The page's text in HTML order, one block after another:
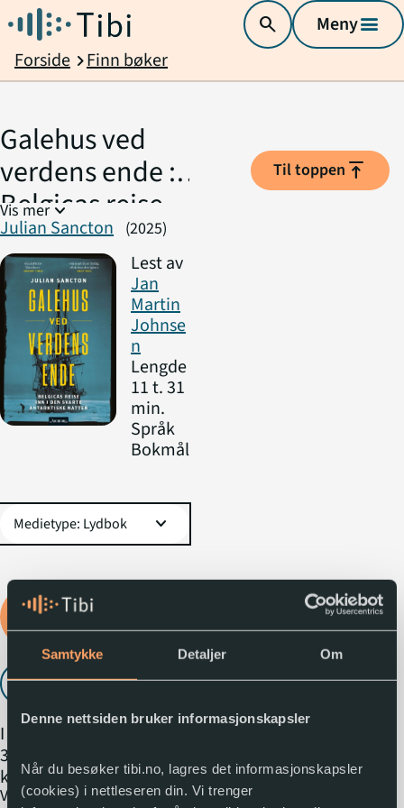
Samtykke Detaljer Om
Denne nettsiden bruker informasjonskapsler
Når du besøker tibi.no, lagres det informasjonskapsler
(cookies) i nettleseren din. Vi trenger
search Menymenu
Forside chevron_rightFinn bøker
Galehus ved
verdens ende :
Belgicas reise
inn i den mørke
antarktiske
natten
Vis merexpand_more
Julian Sancton (2025)
Lest av
Jan
Martin
Johnse
n
Lengde
11 t. 31
min.
Språk
Bokmål
expand_more
Logg inn for å låne
lydboka
Lytt til utdrag play_arrow
I august 1897 satte den
31 år gamle belgiske
kommandanten Adrien
de Gerlache seil med
Vis merexpand_more
Til toppen vertical_align_top